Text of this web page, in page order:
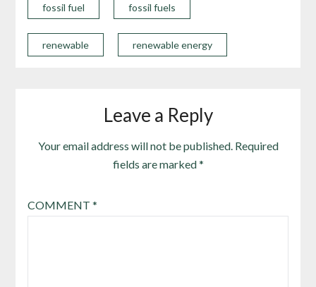
fossil fuel fossil fuels
renewable renewable energy
Leave a Reply
Your email address will not be published. Required
fields are marked*
COMMENT *